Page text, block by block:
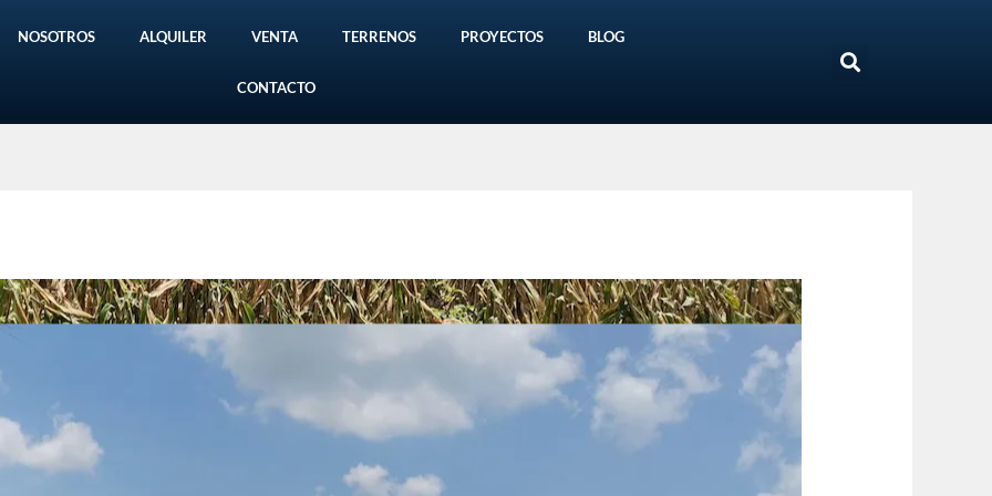
NOSOTROS ALQUILER VENTA TERRENOS PROYECTOS BLOG
CONTACTO Search